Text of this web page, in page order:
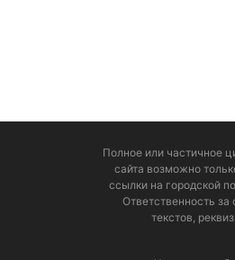
Полное или частичное
сайта возможно
ссылки на городской
Ответственность
текстов,